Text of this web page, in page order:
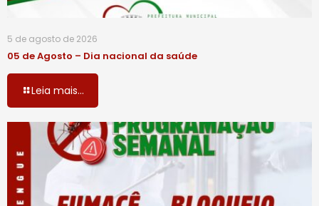
5 de agosto de 2026
05 de Agosto – Dia nacional da saúde
Leia mais...